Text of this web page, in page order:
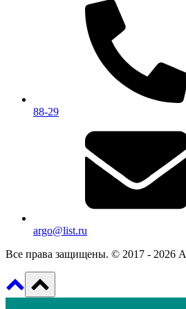
88-29
argo@list.ru
Все права защищены. © 2017 - 2026